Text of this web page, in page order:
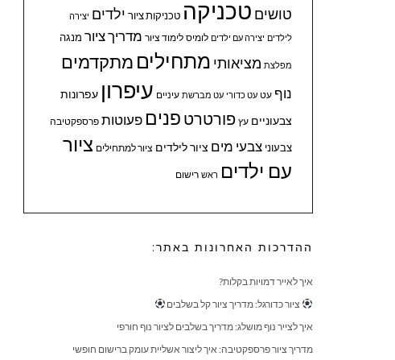
טושים טכניקה טכניקות ציור ילדים יצירה
לילדים יצירה עם ילדים לומיס לימוד ציור מדריך ציור מנגה
מפלצת מציאותי מתחילים מתקדמים
נוף עט עט כדורי עט מברשת עיניים עיפרון עפרונות
צבעוניים עץ פורטרט פנים פעוטות פרספקטיבה
צבעוני צבעי מים ציור לילדים ציור למתחילים ציור
עם ילדים ראש רישום
ההדרכות האחרונות באתר:
איך לאייר דמויות בקלות?
ציור כדורגל: מדריך ציור קל בשלבים
איך לצייר נוף מושלג: מדריך בשלבים לציור נוף חורפי
מדריך ציור פרספקטיבה: איך ליצור אשליית עומק ברישום חופשי